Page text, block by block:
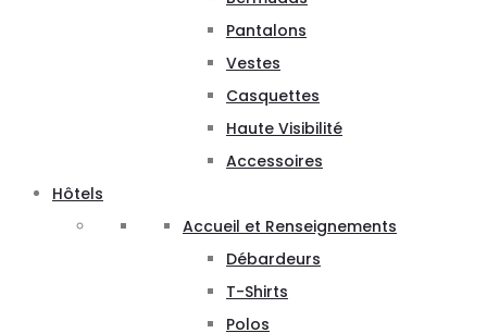
Pantalons
Vestes
Casquettes
Haute Visibilité
Accessoires
Hôtels
Accueil et Renseignements
Débardeurs
T-Shirts
Polos